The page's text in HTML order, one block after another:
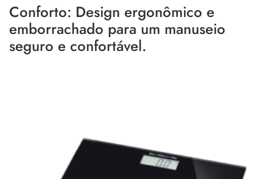
Conforto: Design ergonômico e
emborrachado para um manuseio
seguro e confortável.